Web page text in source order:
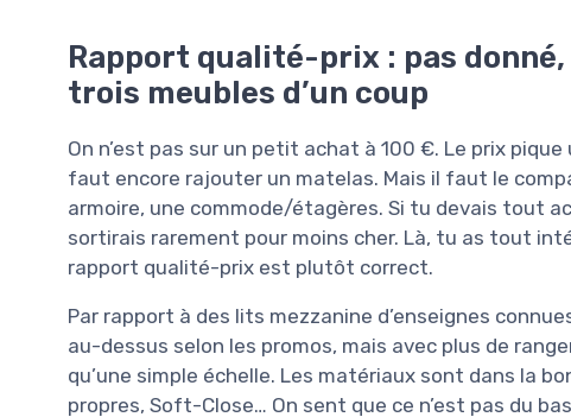
Rapport qualité-prix : pas
trois meubles d’un coup
On n’est pas sur un petit achat à 100 €. Le prix
faut encore rajouter un matelas. Mais il faut le
armoire, une commode/étagères. Si tu devais tout
sortirais rarement pour moins cher. Là, tu as tout
rapport qualité-prix est plutôt correct.
Par rapport à des lits mezzanine d’enseignes
au-dessus selon les promos, mais avec plus de
qu’une simple échelle. Les matériaux sont dans la
propres, Soft-Close… On sent que ce n’est pas du